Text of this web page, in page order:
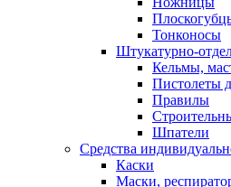
Тонконосы
Штукатурно-
Кельмы,
Пистолеты
Правилы
Шпатели
Средства
Каски
Маски,